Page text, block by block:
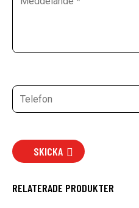
SKICKA
RELATERADE PRODUKTER